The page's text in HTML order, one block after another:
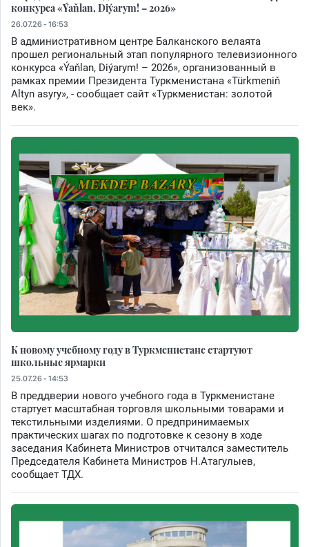
конкурса «Ýaňlan, Diýarym! – 2026»
26.07.26 - 16:53
В административном центре Балканского велаята
прошел региональный этап популярного телевизионного
конкурса «Ýaňlan, Diýarym! – 2026», организованный в
рамках премии Президента Туркменистана «Türkmeniň
Altyn asyry», - сообщает сайт «Туркменистан: золотой
век».
К новому учебному году в Туркменистане стартуют
школьные ярмарки
25.07.26 - 14:53
В преддверии нового учебного года в Туркменистане
стартует масштабная торговля школьными товарами и
текстильными изделиями. О предпринимаемых
практических шагах по подготовке к сезону в ходе
заседания Кабинета Министров отчитался заместитель
Председателя Кабинета Министров Н.Атагулыев,
сообщает ТДХ.